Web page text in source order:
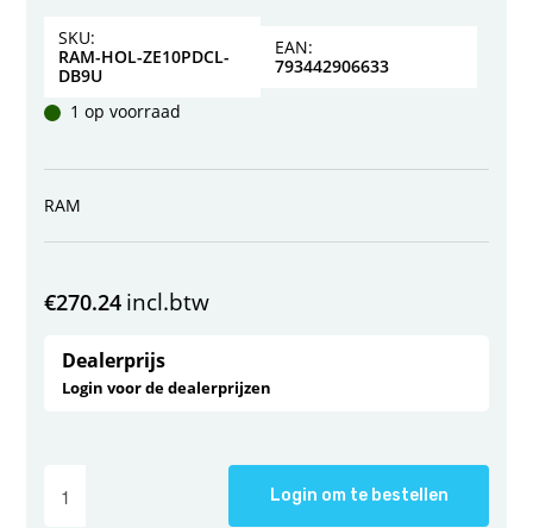
SKU:
RAM-HOL-ZE10PDCL-
DB9U
EAN:
793442906633
1 op voorraad
RAM
€270.24 incl.btw
Dealerprijs
Login voor de dealerprijzen
Login om te bestellen